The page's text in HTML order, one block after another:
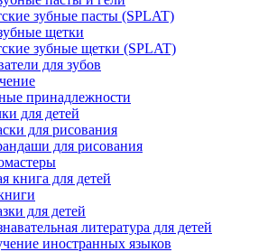
зубные пасты (SPLAT)
щетки
зубные щетки (SPLAT)
для зубов
принадлежности
для детей
для рисования
для рисования
книга для детей
для детей
литература для детей
иностранных языков